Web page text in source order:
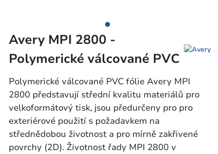
Avery MPI 2800 -
Polymerické válcované PVC
Polymerické válcované PVC fólie Avery MPI
2800 představují střední kvalitu materiálů pro
velkoformátový tisk, jsou předurčeny pro pro
exteriérové použití s požadavkem na
střednědobou životnost a pro mírně zakřivené
povrchy (2D). Životnost řady MPI 2800 v